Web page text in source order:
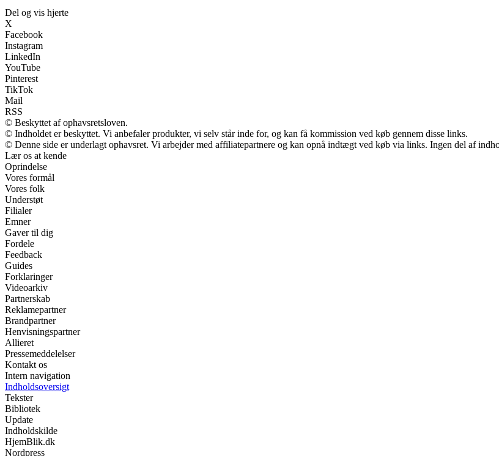
Del og vis hjerte
X
Facebook
Instagram
LinkedIn
YouTube
Pinterest
TikTok
Mail
RSS
© Beskyttet af ophavsretsloven.
© Indholdet er beskyttet. Vi anbefaler produkter, vi selv står inde for, og kan få kommission ved køb gennem disse links.
© Denne side er underlagt ophavsret. Vi arbejder med affiliatepartnere og kan opnå indtægt ved køb via links. Ingen del af
Lær os at kende
Oprindelse
Vores formål
Vores folk
Understøt
Filialer
Emner
Gaver til dig
Fordele
Feedback
Guides
Forklaringer
Videoarkiv
Partnerskab
Reklamepartner
Brandpartner
Henvisningspartner
Allieret
Pressemeddelelser
Kontakt os
Intern navigation
Indholdsoversigt
Tekster
Bibliotek
Update
Indholdskilde
HjemBlik.dk
Nordpress